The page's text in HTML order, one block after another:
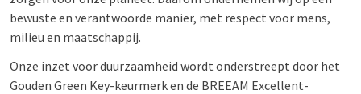
bewuste en verantwoorde manier, met respect voor mens,
milieu en maatschappij.
Onze inzet voor duurzaamheid wordt onderstreept door het
Gouden Green Key-keurmerk en de BREEAM Excellent-